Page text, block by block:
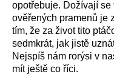
opotřebuje. Dožívají se
ověřených pramenů je
tím, že za život tito
sedmkrát, jak jistě
Nejspíš nám rorýsi v
mít ještě co říci.